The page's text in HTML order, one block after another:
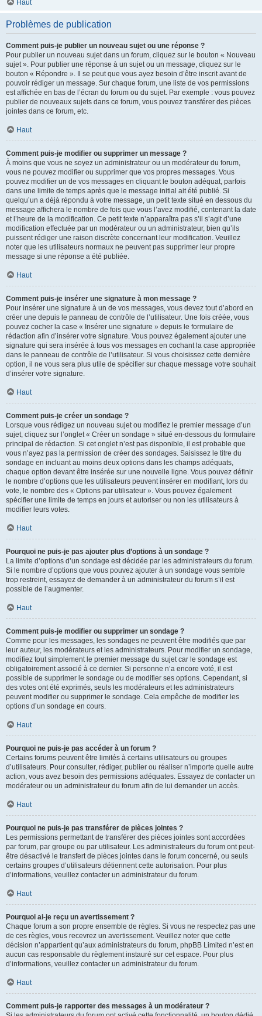
Haut
Problèmes de publication
Comment puis-je publier un nouveau sujet ou une réponse ?
Pour publier un nouveau sujet dans un forum, cliquez sur le bouton « Nouveau
sujet ». Pour publier une réponse à un sujet ou un message, cliquez sur le
bouton « Répondre ». Il se peut que vous ayez besoin d’être inscrit avant de
pouvoir rédiger un message. Sur chaque forum, une liste de vos permissions
est affichée en bas de l’écran du forum ou du sujet. Par exemple : vous pouvez
publier de nouveaux sujets dans ce forum, vous pouvez transférer des pièces
jointes dans ce forum, etc.
Haut
Comment puis-je modifier ou supprimer un message ?
À moins que vous ne soyez un administrateur ou un modérateur du forum,
vous ne pouvez modifier ou supprimer que vos propres messages. Vous
pouvez modifier un de vos messages en cliquant le bouton adéquat, parfois
dans une limite de temps après que le message initial ait été publié. Si
quelqu’un a déjà répondu à votre message, un petit texte situé en dessous du
message affichera le nombre de fois que vous l’avez modifié, contenant la date
et l’heure de la modification. Ce petit texte n’apparaîtra pas s’il s’agit d’une
modification effectuée par un modérateur ou un administrateur, bien qu’ils
puissent rédiger une raison discrète concernant leur modification. Veuillez
noter que les utilisateurs normaux ne peuvent pas supprimer leur propre
message si une réponse a été publiée.
Haut
Comment puis-je insérer une signature à mon message ?
Pour insérer une signature à un de vos messages, vous devez tout d’abord en
créer une depuis le panneau de contrôle de l’utilisateur. Une fois créée, vous
pouvez cocher la case « Insérer une signature » depuis le formulaire de
rédaction afin d’insérer votre signature. Vous pouvez également ajouter une
signature qui sera insérée à tous vos messages en cochant la case appropriée
dans le panneau de contrôle de l’utilisateur. Si vous choisissez cette dernière
option, il ne vous sera plus utile de spécifier sur chaque message votre souhait
d’insérer votre signature.
Haut
Comment puis-je créer un sondage ?
Lorsque vous rédigez un nouveau sujet ou modifiez le premier message d’un
sujet, cliquez sur l’onglet « Créer un sondage » situé en-dessous du formulaire
principal de rédaction. Si cet onglet n’est pas disponible, il est probable que
vous n’ayez pas la permission de créer des sondages. Saisissez le titre du
sondage en incluant au moins deux options dans les champs adéquats,
chaque option devant être insérée sur une nouvelle ligne. Vous pouvez définir
le nombre d’options que les utilisateurs peuvent insérer en modifiant, lors du
vote, le nombre des « Options par utilisateur ». Vous pouvez également
spécifier une limite de temps en jours et autoriser ou non les utilisateurs à
modifier leurs votes.
Haut
Pourquoi ne puis-je pas ajouter plus d’options à un sondage ?
La limite d’options d’un sondage est décidée par les administrateurs du forum.
Si le nombre d’options que vous pouvez ajouter à un sondage vous semble
trop restreint, essayez de demander à un administrateur du forum s’il est
possible de l’augmenter.
Haut
Comment puis-je modifier ou supprimer un sondage ?
Comme pour les messages, les sondages ne peuvent être modifiés que par
leur auteur, les modérateurs et les administrateurs. Pour modifier un sondage,
modifiez tout simplement le premier message du sujet car le sondage est
obligatoirement associé à ce dernier. Si personne n’a encore voté, il est
possible de supprimer le sondage ou de modifier ses options. Cependant, si
des votes ont été exprimés, seuls les modérateurs et les administrateurs
peuvent modifier ou supprimer le sondage. Cela empêche de modifier les
options d’un sondage en cours.
Haut
Pourquoi ne puis-je pas accéder à un forum ?
Certains forums peuvent être limités à certains utilisateurs ou groupes
d’utilisateurs. Pour consulter, rédiger, publier ou réaliser n’importe quelle autre
action, vous avez besoin des permissions adéquates. Essayez de contacter un
modérateur ou un administrateur du forum afin de lui demander un accès.
Haut
Pourquoi ne puis-je pas transférer de pièces jointes ?
Les permissions permettant de transférer des pièces jointes sont accordées
par forum, par groupe ou par utilisateur. Les administrateurs du forum ont peut-
être désactivé le transfert de pièces jointes dans le forum concerné, ou seuls
certains groupes d’utilisateurs détiennent cette autorisation. Pour plus
d’informations, veuillez contacter un administrateur du forum.
Haut
Pourquoi ai-je reçu un avertissement ?
Chaque forum a son propre ensemble de règles. Si vous ne respectez pas une
de ces règles, vous recevrez un avertissement. Veuillez noter que cette
décision n’appartient qu’aux administrateurs du forum, phpBB Limited n’est en
aucun cas responsable du règlement instauré sur cet espace. Pour plus
d’informations, veuillez contacter un administrateur du forum.
Haut
Comment puis-je rapporter des messages à un modérateur ?